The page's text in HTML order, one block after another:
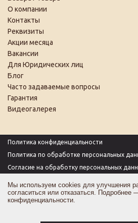
О компании
Контакты
Реквизиты
Акции месяца
Вакансии
Для Юридических лиц
Блог
Часто задаваемые вопросы
Гарантия
Видеогалерея
Политика конфиденциальности
Политика по обработке персональных
Согласие на обработку персональных
Согласие на получение рекламы
Оферта
Мы используем cookies для улучшения
согласиться или отказаться. Подробнее
конфиденциальности.